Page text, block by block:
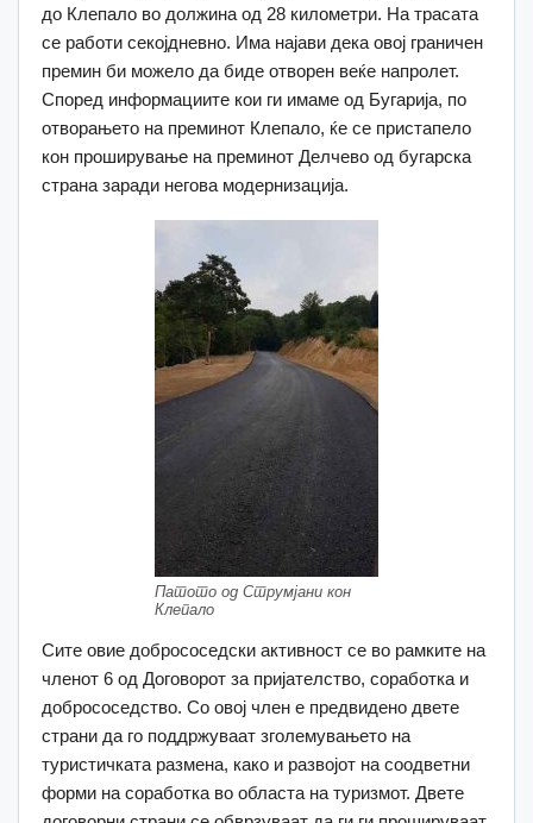
до Клепало во должина од 28 километри. На трасата
се работи секојдневно. Има најави дека овој граничен
премин би можело да биде отворен веќе напролет.
Според информациите кои ги имаме од Бугарија, по
отворањето на преминот Клепало, ќе се пристапело
кон проширување на преминот Делчево од бугарска
страна заради негова модернизација.
Патото од Струмјани кон
Клепало
Сите овие добрососедски активност се во рамките на
членот 6 од Договорот за пријателство, соработка и
добрососедство. Со овој член е предвидено двете
страни да го поддржуваат зголемувањето на
туристичката размена, како и развојот на соодветни
форми на соработка во областа на туризмот. Двете